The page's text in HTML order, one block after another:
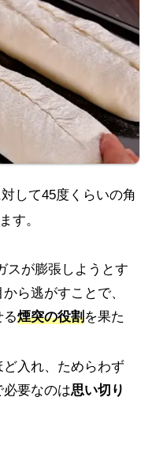
して45度くらいの角
す。
スが膨張しようとす
ら逃がすことで、
煙突の役割を果た
ど入れ、ためらわず
要なのは思い切り